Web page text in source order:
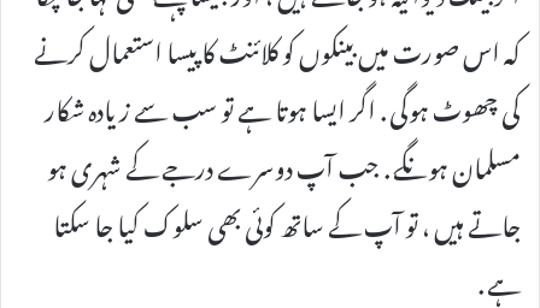
کہ اس صورت میں بینکوں کو کلائنٹ کا پیسا استعمال کرنے
کی چھوٹ ہوگی . اگر ایسا ہوتا ہے تو سب سے زیادہ شکار
مسلمان ہونگے . جب آپ دوسرے درجے کے شہری ہو
جاتے ہیں ، تو آپ کے ساتھ کوئی بھی سلوک کیا جا سکتا
ہے .